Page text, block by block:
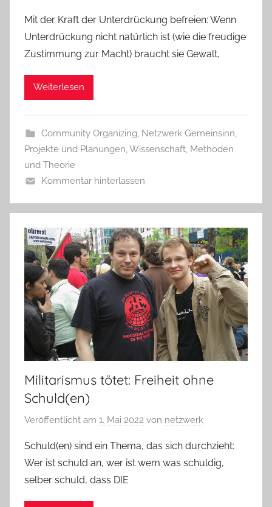
Mit der Kraft der Unterdrückung befreien: Wenn
Unterdrückung nicht natürlich ist (wie die freudige
Zustimmung zur Macht) braucht sie Gewalt,
Weiterlesen
Community Organizing Netzwerk Gemeinsinn
Projekte und Planungen Wissenschaft, Methoden
und Theorie
Kommentar hinterlassen
Militarismus tötet: Freiheit ohne
Schuld(en)
Veröffentlicht am 1. Mai 2022 von netzwerk
Schuld(en) sind ein Thema, das sich durchzieht:
Wer ist schuld an, wer ist wem was schuldig,
selber schuld, dass DIE